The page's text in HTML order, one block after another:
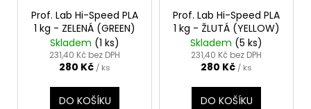
Prof. Lab Hi-Speed PLA
1 kg - ZELENÁ (GREEN)
Skladem (1 ks)
231,40 Kč bez DPH
280 Kč / ks
DO KOŠÍKU
Prof. Lab Hi-Speed PLA
1 kg - ŽLUTÁ (YELLOW)
Skladem (5 ks)
231,40 Kč bez DPH
280 Kč / ks
DO KOŠÍKU